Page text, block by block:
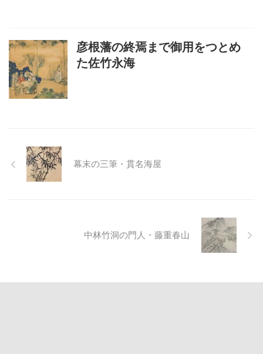
彦根藩の終焉まで御用をつとめ
た佐竹永海
幕末の三筆・貫名海屋
中林竹洞の門人・藤重春山